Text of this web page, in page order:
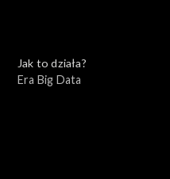
Jak to działa?
Era Big Data